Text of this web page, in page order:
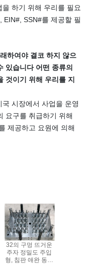
하기 위해 우리를 필요
EIN#, SSN#를 제공할 필
하여야 결코 하지 않으
있습니다 어떤 종류의
것이기 위해 우리를 지
시장에서 사업을 운영
요구를 취급하기 위해
제공하고 요원에 의해
32의 구멍 뜨거운
주자 정밀도 주입
형, 침판 애완 동물